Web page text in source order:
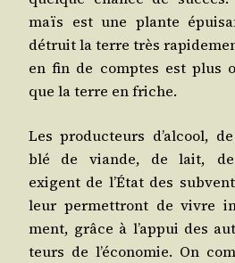
maïs est une plante
détruit la terre très
en fin de comptes est plus
que la terre en friche.
Les pro­duc­teurs d’alcool,
blé de viande, de lait,
exigent de l’État des
leur per­met­tront de vivre
ment, grâce à l’appui des
teurs de l’économie. On